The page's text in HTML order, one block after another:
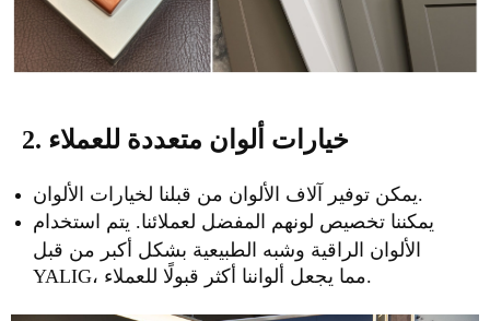
2. خيارات ألوان متعددة للعملاء
يمكن توفير آلاف الألوان من قبلنا لخيارات الألوان.
يمكننا تخصيص لونهم المفضل لعملائنا. يتم استخدام
الألوان الراقية وشبه الطبيعية بشكل أكبر من قبل